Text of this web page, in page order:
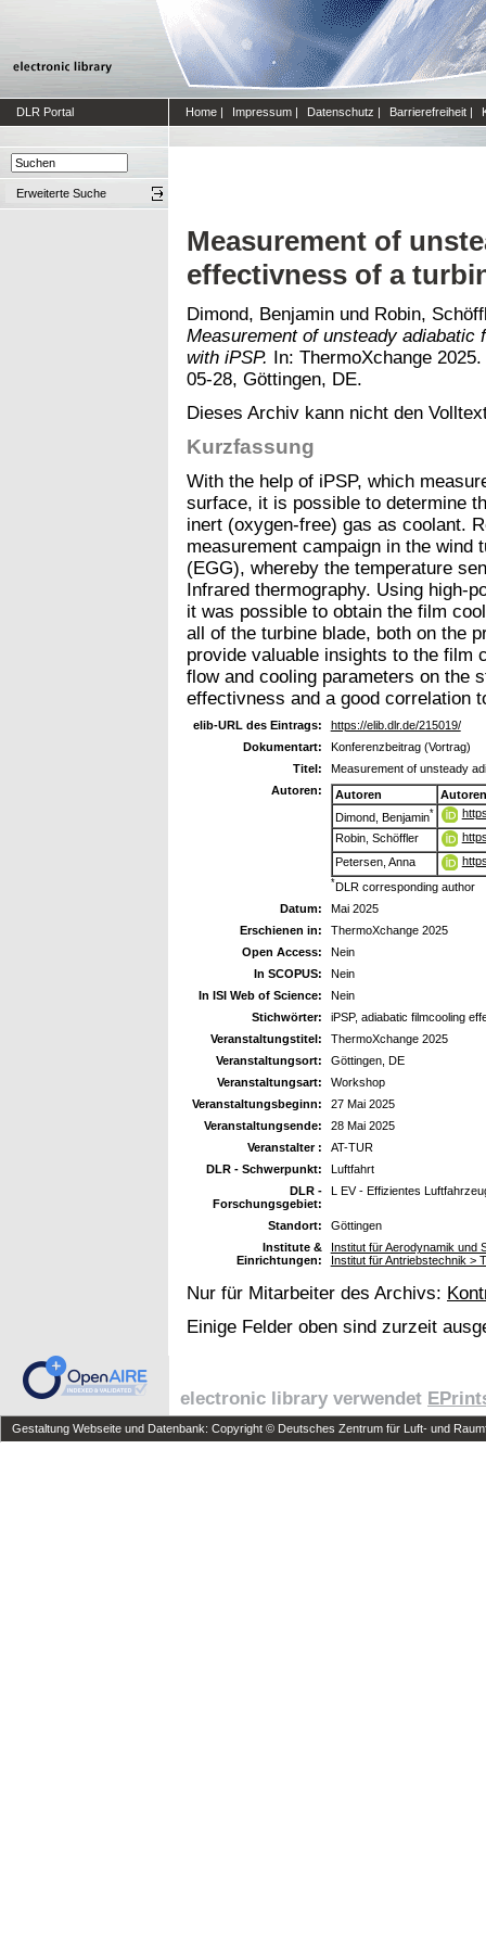
DLR Portal Home | Impressum | Datenschutz | Barrierefreiheit |
Erweiterte Suche
Measurement of
effectivness of a
Dimond, Benjamin und Robin,
Measurement of unsteady
with iPSP. In: ThermoXchange
05-28, Göttingen, DE.
Dieses Archiv kann nicht den
Kurzfassung
With the help of iPSP, which
surface, it is possible to determine
inert (oxygen-free) gas as coolant.
measurement campaign in the wind
(EGG), whereby the temperature
Infrared thermography. Using high-
it was possible to obtain the film
all of the turbine blade, both on the
provide valuable insights to the film
flow and cooling parameters on the
effectivness and a good correlation
elib-URL des Eintrags:
https://elib.dlr.de/215019/
Dokumentart:
Konferenzbeitrag (Vortrag)
Titel:
Measurement of unsteady
Autoren:
Autoren
Dimond, Benjamin*
Robin, Schöffler
Petersen, Anna
*DLR corresponding author
Datum:
Mai 2025
Erschienen in:
ThermoXchange 2025
Open Access:
Nein
In SCOPUS:
Nein
In ISI Web of Science:
Nein
Stichwörter:
iPSP, adiabatic filmcooling
Veranstaltungstitel:
ThermoXchange 2025
Veranstaltungsort:
Göttingen, DE
Veranstaltungsart:
Workshop
Veranstaltungsbeginn:
27 Mai 2025
Veranstaltungsende:
28 Mai 2025
Veranstalter :
AT-TUR
DLR - Schwerpunkt:
Luftfahrt
DLR -
Forschungsgebiet:
L EV - Effizientes
Standort:
Göttingen
Institute &
Einrichtungen:
Institut für Aerodynamik und
Institut für Antriebstechnik >
Nur für Mitarbeiter des Archivs:
Einige Felder oben sind zurzeit
electronic library verwendet
Gestaltung Webseite und Datenbank: Copyright © Deutsches Zentrum für Luft- und